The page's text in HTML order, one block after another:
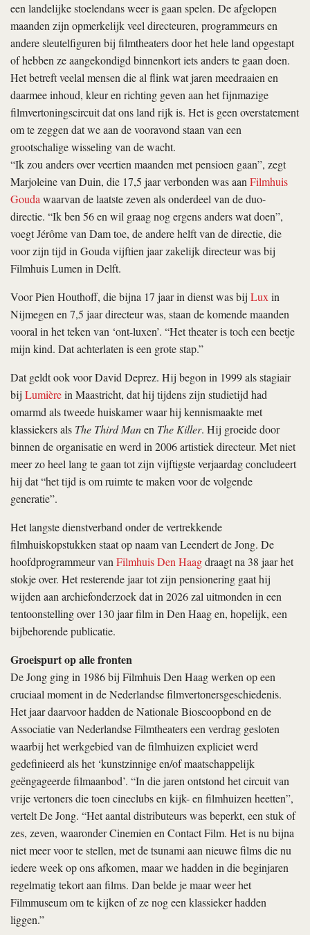
een landelijke stoelendans weer is gaan spelen. De afgelopen
maanden zijn opmerkelijk veel directeuren, programmeurs en
andere sleutelfiguren bij filmtheaters door het hele land opgestapt
of hebben ze aangekondigd binnenkort iets anders te gaan doen.
Het betreft veelal mensen die al flink wat jaren meedraaien en
daarmee inhoud, kleur en richting geven aan het fijnmazige
filmvertoningscircuit dat ons land rijk is. Het is geen overstatement
om te zeggen dat we aan de vooravond staan van een
grootschalige wisseling van de wacht.
“Ik zou anders over veertien maanden met pensioen gaan”, zegt
Marjoleine van Duin, die 17,5 jaar verbonden was aanFilmhuis
Goudawaarvan de laatste zeven als onderdeel van de duo-
directie. “Ik ben 56 en wil graag nog ergens anders wat doen”,
voegt Jérôme van Dam toe, de andere helft van de directie, die
voor zijn tijd in Gouda vijftien jaar zakelijk directeur was bij
Filmhuis Lumen in Delft.
Voor Pien Houthoff, die bijna 17 jaar in dienst was bij Luxin
Nijmegen en 7,5 jaar directeur was, staan de komende maanden
vooral in het teken van ‘ont-luxen’. “Het theater is toch een beetje
mijn kind. Dat achterlaten is een grote stap.”
Dat geldt ook voor David Deprez. Hij begon in 1999 als stagiair
bij Lumièrein Maastricht, dat hij tijdens zijn studietijd had
omarmd als tweede huiskamer waar hij kennismaakte met
klassiekers als The Third Manen The Killer. Hij groeide door
binnen de organisatie en werd in 2006 artistiek directeur. Met niet
meer zo heel lang te gaan tot zijn vijftigste verjaardag concludeert
hij dat “het tijd is om ruimte te maken voor de volgende
generatie”.
Het langste dienstverband onder de vertrekkende
filmhuiskopstukken staat op naam van Leendert de Jong. De
hoofdprogrammeur vanFilmhuis Den Haagdraagt na 38 jaar het
stokje over. Het resterende jaar tot zijn pensionering gaat hij
wijden aan archiefonderzoek dat in 2026 zal uitmonden in een
tentoonstelling over 130 jaar film in Den Haag en, hopelijk, een
bijbehorende publicatie.
Groeispurt op alle fronten
De Jong ging in 1986 bij Filmhuis Den Haag werken op een
cruciaal moment in de Nederlandse filmvertonersgeschiedenis.
Het jaar daarvoor hadden de Nationale Bioscoopbond en de
Associatie van Nederlandse Filmtheaters een verdrag gesloten
waarbij het werkgebied van de filmhuizen expliciet werd
gedefinieerd als het ‘kunstzinnige en/of maatschappelijk
geëngageerde filmaanbod’. “In die jaren ontstond het circuit van
vrije vertoners die toen cineclubs en kijk- en filmhuizen heetten”,
vertelt De Jong. “Het aantal distributeurs was beperkt, een stuk of
zes, zeven, waaronder Cinemien en Contact Film. Het is nu bijna
niet meer voor te stellen, met de tsunami aan nieuwe films die nu
iedere week op ons afkomen, maar we hadden in die beginjaren
regelmatig tekort aan films. Dan belde je maar weer het
Filmmuseum om te kijken of ze nog een klassieker hadden
liggen.”